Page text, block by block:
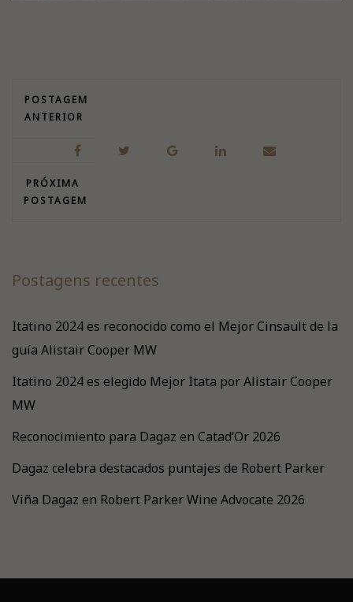
POSTAGEM
ANTERIOR
PRÓXIMA
POSTAGEM
Postagens recentes
Itatino 2024 es reconocido como el Mejor Cinsault de la
guía Alistair Cooper MW
Itatino 2024 es elegido Mejor Itata por Alistair Cooper
MW
Reconocimiento para Dagaz en Catad’Or 2026
Dagaz celebra destacados puntajes de Robert Parker
Viña Dagaz en Robert Parker Wine Advocate 2026